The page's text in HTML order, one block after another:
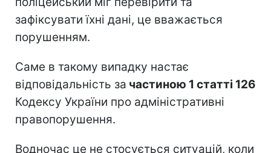
зафіксувати їхні дані, це вважається
порушенням.
Саме в такому випадку настає
відповідальність за частиною 1 статті 126
Кодексу України про адміністративні
правопорушення.
Водночас це не стосується ситуацій, коли